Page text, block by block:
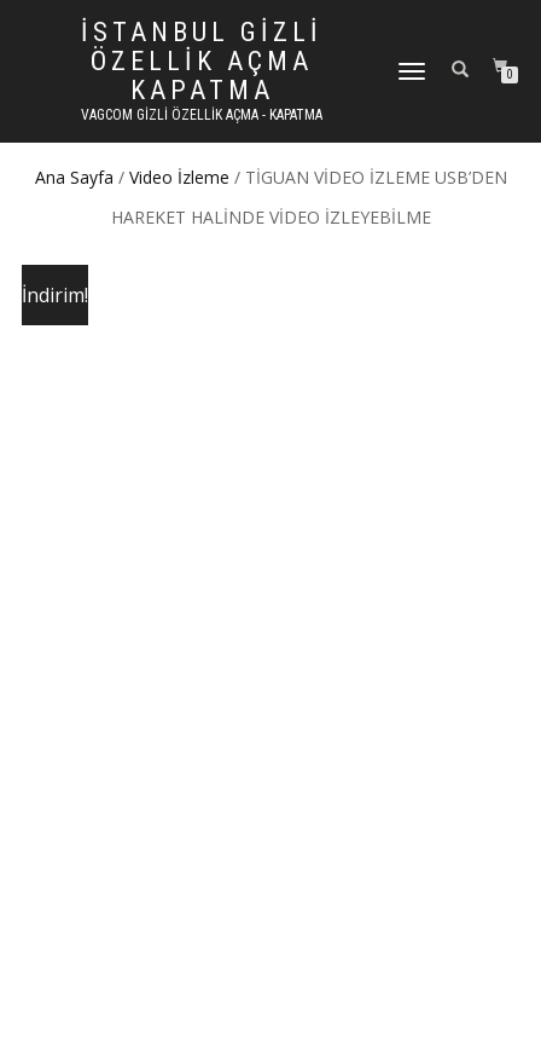
İSTANBUL GIZLI
ÖZELLIK AÇMA
KAPATMA
VAGCOM GIZLI ÖZELLIK AÇMA - KAPATMA
DOLAŞIMI AÇ/KAPAT0
Ana Sayfa / Video İzleme / TİGUAN VİDEO İZLEME USB’DEN
HAREKET HALİNDE VİDEO İZLEYEBİLME
İndirim!